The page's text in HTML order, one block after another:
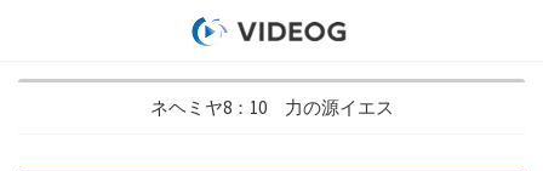
ネヘミヤ8：10 力の源イエス